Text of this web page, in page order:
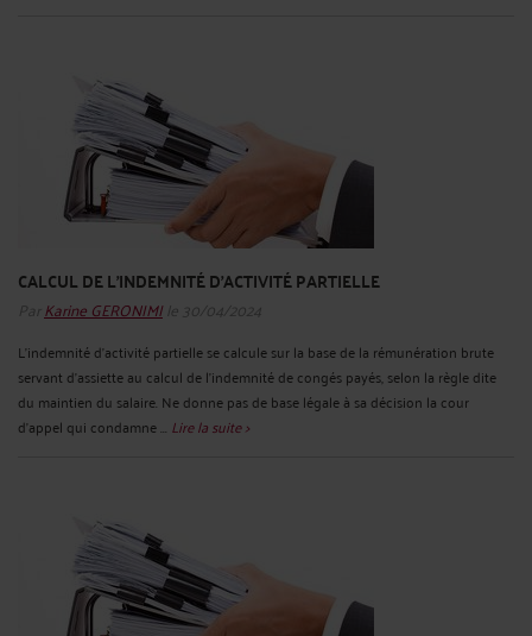
CALCUL DE L'INDEMNITÉ D'ACTIVITÉ PARTIELLE
Par Karine GERONIMI le 30/04/2024
L’indemnité d'activité partielle se calcule sur la base de la rémunération brute
servant d'assiette au calcul de l'indemnité de congés payés, selon la règle dite
du maintien du salaire. Ne donne pas de base légale à sa décision la cour
d'appel qui condamne ... Lire la suite >